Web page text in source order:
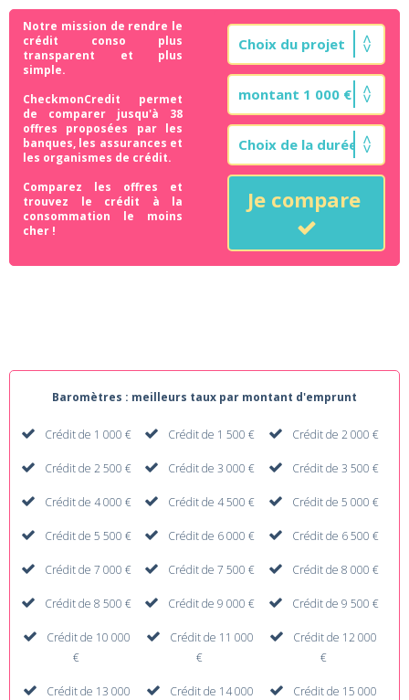
Notre mission de rendre le
crédit conso plus
transparent et plus
simple.
CheckmonCredit permet
de comparer jusqu'à 38
offres proposées par les
banques, les assurances et
les organismes de crédit.
Comparez les offres et
trouvez le crédit à la
consommation le moins
cher !
Je compare
Baromètres : meilleurs taux par montant d'emprunt
Crédit de 1 000 € Crédit de 1 500 € Crédit de 2 000 €
Crédit de 2 500 € Crédit de 3 000 € Crédit de 3 500 €
Crédit de 4 000 € Crédit de 4 500 € Crédit de 5 000 €
Crédit de 5 500 € Crédit de 6 000 € Crédit de 6 500 €
Crédit de 7 000 € Crédit de 7 500 € Crédit de 8 000 €
Crédit de 8 500 € Crédit de 9 000 € Crédit de 9 500 €
Crédit de 10 000
€
Crédit de 11 000
€
Crédit de 12 000
€
Crédit de 13 000
Crédit de 14 000
Crédit de 15 000